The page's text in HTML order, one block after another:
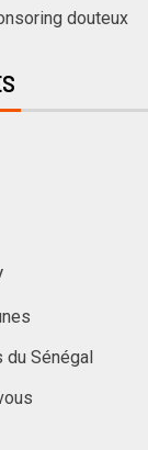
douteux
du Sénégal